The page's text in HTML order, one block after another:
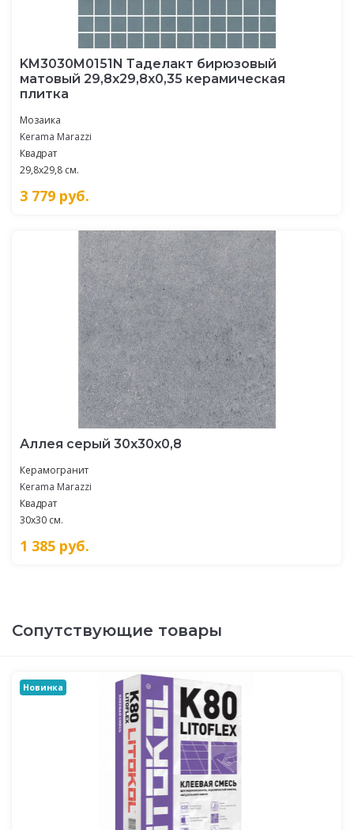
KM3030M0151N Таделакт бирюзовый
матовый 29,8x29,8x0,35 керамическая
плитка
Мозаика
Kerama Marazzi
Квадрат
29,8x29,8 см.
3 779 руб.
Аллея серый 30x30x0,8
Керамогранит
Kerama Marazzi
Квадрат
30x30 см.
1 385 руб.
Сопутствующие товары
Новинка